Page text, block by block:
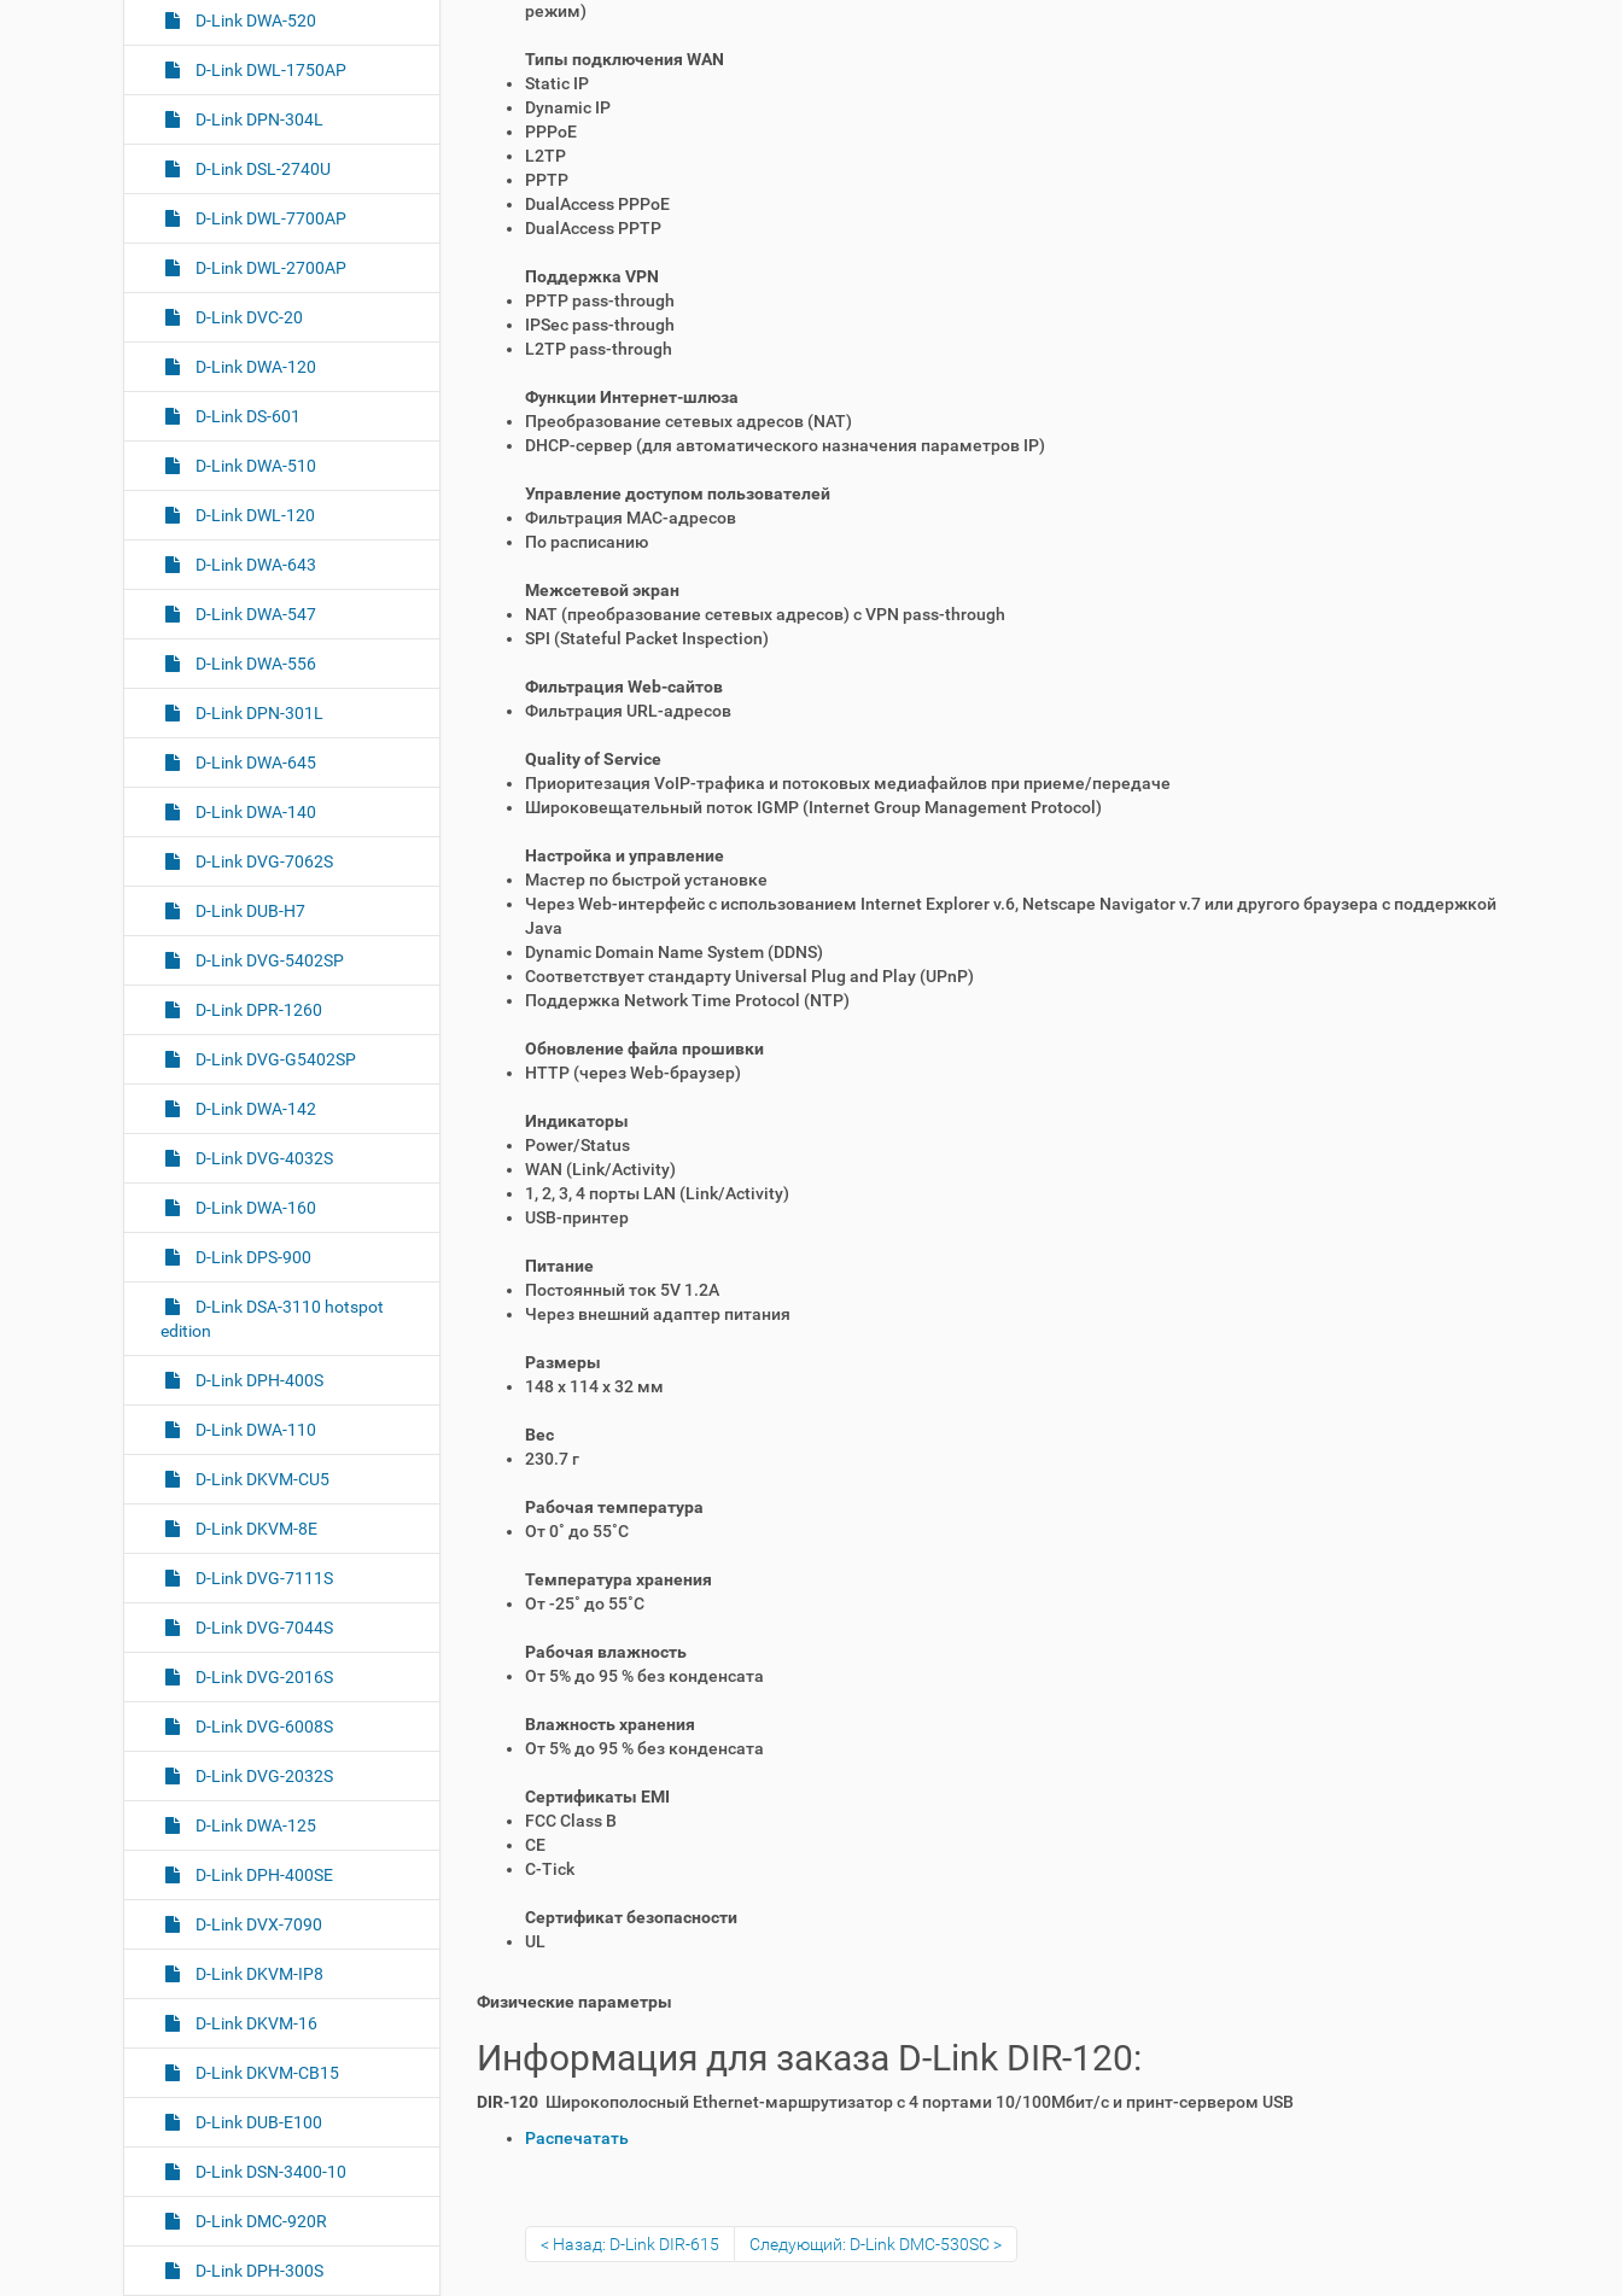
режим)
Типы подключения WAN
Static IP
Dynamic IP
PPPoE
L2TP
PPTP
DualAccess PPPoE
DualAccess PPTP
Поддержка VPN
PPTP pass-through
IPSec pass-through
L2TP pass-through
Функции Интернет-шлюза
Преобразование сетевых адресов (NAT)
DHCP-сервер (для автоматического назначения параметров IP)
Управление доступом пользователей
Фильтрация MAC-адресов
По расписанию
Межсетевой экран
NAT (преобразование сетевых адресов) с VPN pass-through
SPI (Stateful Packet Inspection)
Фильтрация Web-сайтов
Фильтрация URL-адресов
Quality of Service
Приоритезация VoIP-трафика и потоковых медиафайлов при приеме/передаче
Широковещательный поток IGMP (Internet Group Management Protocol)
Настройка и управление
Мастер по быстрой установке
Через Web-интерфейс с использованием Internet Explorer v.6, Netscape Navigator v.7 или другого браузера с поддержкой
Java
Dynamic Domain Name System (DDNS)
Соответствует стандарту Universal Plug and Play (UPnP)
Поддержка Network Time Protocol (NTP)
Обновление файла прошивки
HTTP (через Web-браузер)
Индикаторы
Power/Status
WAN (Link/Activity)
1, 2, 3, 4 порты LAN (Link/Activity)
USB-принтер
Питание
Постоянный ток 5V 1.2A
Через внешний адаптер питания
Размеры
148 x 114 x 32 мм
Вес
230.7 г
Рабочая температура
От 0˚ до 55˚C
Температура хранения
От -25˚ до 55˚C
Рабочая влажность
От 5% до 95 % без конденсата
Влажность хранения
От 5% до 95 % без конденсата
Сертификаты EMI
FCC Class B
CE
C-Tick
Сертификат безопасности
UL
Физические параметры
Информация для заказа D-Link DIR-120:
DIR-120 Широкополосный Ethernet-маршрутизатор с 4 портами 10/100Мбит/с и принт-сервером USB
Распечатать
Назад: D-Link DIR-615 Следующий: D-Link DMC-530SC
D-Link DWA-520
D-Link DWL-1750AP
D-Link DPN-304L
D-Link DSL-2740U
D-Link DWL-7700AP
D-Link DWL-2700AP
D-Link DVC-20
D-Link DWA-120
D-Link DS-601
D-Link DWA-510
D-Link DWL-120
D-Link DWA-643
D-Link DWA-547
D-Link DWA-556
D-Link DPN-301L
D-Link DWA-645
D-Link DWA-140
D-Link DVG-7062S
D-Link DUB-H7
D-Link DVG-5402SP
D-Link DPR-1260
D-Link DVG-G5402SP
D-Link DWA-142
D-Link DVG-4032S
D-Link DWA-160
D-Link DPS-900
D-Link DSA-3110 hotspot
edition
D-Link DPH-400S
D-Link DWA-110
D-Link DKVM-CU5
D-Link DKVM-8E
D-Link DVG-7111S
D-Link DVG-7044S
D-Link DVG-2016S
D-Link DVG-6008S
D-Link DVG-2032S
D-Link DWA-125
D-Link DPH-400SE
D-Link DVX-7090
D-Link DKVM-IP8
D-Link DKVM-16
D-Link DKVM-CB15
D-Link DUB-E100
D-Link DSN-3400-10
D-Link DMC-920R
D-Link DPH-300S